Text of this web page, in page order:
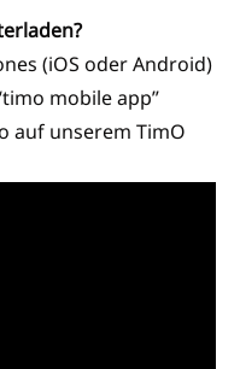
(iOS oder Android)
mobile app”
auf unserem TimO